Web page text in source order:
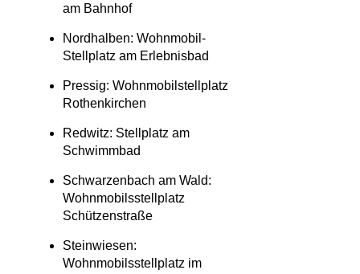
am Bahnhof
Nordhalben: Wohnmobil-
Stellplatz am Erlebnisbad
Pressig: Wohnmobilstellplatz
Rothenkirchen
Redwitz: Stellplatz am
Schwimmbad
Schwarzenbach am Wald:
Wohnmobilsstellplatz
Schützenstraße
Steinwiesen:
Wohnmobilsstellplatz im